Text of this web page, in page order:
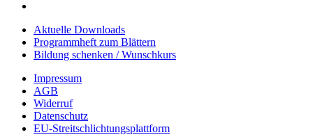
Aktuelle Downloads
Programmheft zum Blättern
Bildung schenken / Wunschkurs
Impressum
AGB
Widerruf
Datenschutz
EU-Streitschlichtungsplattform